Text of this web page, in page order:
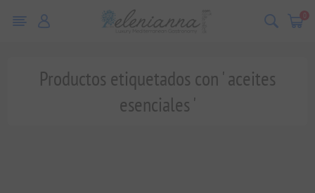
0
Productos etiquetados con ' aceites
esenciales '